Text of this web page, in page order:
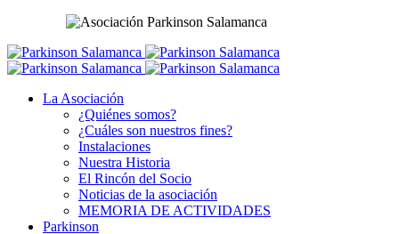
La Asociación
¿Quiénes somos?
¿Cuáles son nuestros fines?
Instalaciones
Nuestra Historia
El Rincón del Socio
Noticias de la asociación
MEMORIA DE ACTIVIDADES
Parkinson